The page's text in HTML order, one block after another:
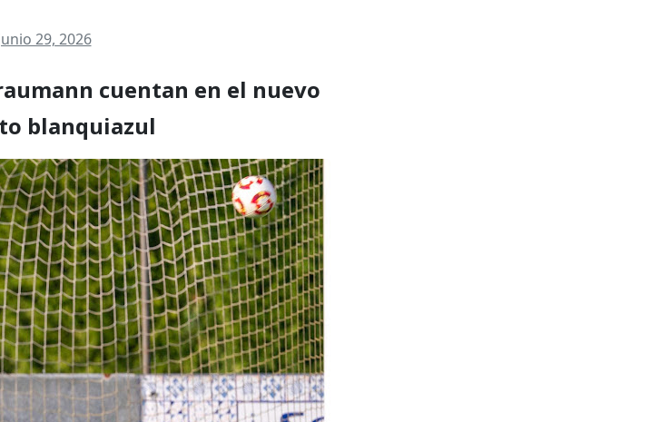
29, 2026
cuentan en el nuevo
blanquiazul